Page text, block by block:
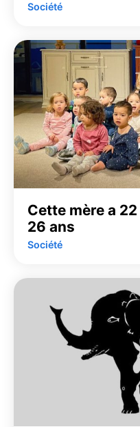
Société
Cette mère a
26 ans
Société